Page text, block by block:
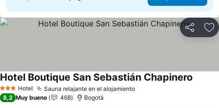
Compartir
3 Estrellas
Hotel Sauna relajante en el alojamiento
Hotel Boutique San Sebastián Chapinero
8,2 Muy bueno 468 Bogotá